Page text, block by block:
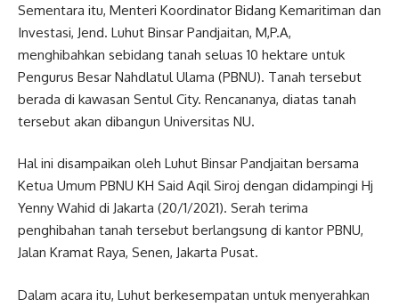
Sementara itu, Menteri Koordinator Bidang Kemaritiman dan
Investasi, Jend. Luhut Binsar Pandjaitan, M,P.A,
menghibahkan sebidang tanah seluas 10 hektare untuk
Pengurus Besar Nahdlatul Ulama (PBNU). Tanah tersebut
berada di kawasan Sentul City. Rencananya, diatas tanah
tersebut akan dibangun Universitas NU.
Hal ini disampaikan oleh Luhut Binsar Pandjaitan bersama
Ketua Umum PBNU KH Said Aqil Siroj dengan didampingi Hj
Yenny Wahid di Jakarta (20/1/2021). Serah terima
penghibahan tanah tersebut berlangsung di kantor PBNU,
Jalan Kramat Raya, Senen, Jakarta Pusat.
Dalam acara itu, Luhut berkesempatan untuk menyerahkan